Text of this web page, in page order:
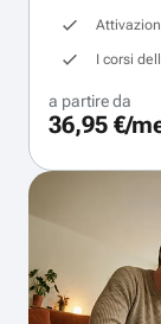
I corsi
a partire da
36,95 €/